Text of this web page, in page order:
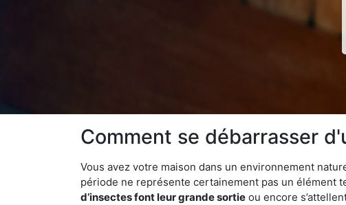
Comment se débarrasser
Vous avez votre maison dans un environnement
période ne représente certainement pas un élément
d’insectes font leur grande sortie ou encore